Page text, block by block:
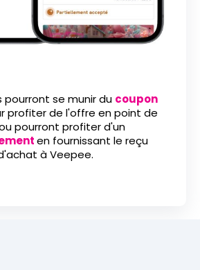
pourront se munir du coupon
profiter de l'offre en point de
pourront profiter d'un
en fournissant le reçu
à Veepee.